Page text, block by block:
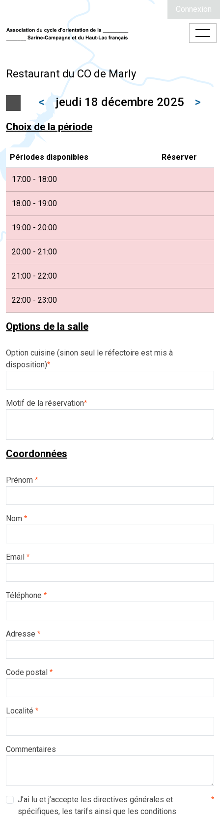
Connexion
Restaurant du CO de Marly
< jeudi 18 décembre 2025 >
Choix de la période
Périodes disponibles Réserver
17:00 - 18:00
18:00 - 19:00
19:00 - 20:00
20:00 - 21:00
21:00 - 22:00
22:00 - 23:00
Options de la salle
Option cuisine (sinon seul le réfectoire est mis à
disposition)*
Motif de la réservation*
Coordonnées
Prénom *
Nom *
Email *
Téléphone *
Adresse *
Code postal *
Localité *
Commentaires
J’ai lu et j’accepte les directives générales et
spécifiques, les tarifs ainsi que les conditions
*